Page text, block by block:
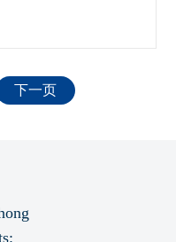
举行开工典礼。
下一页